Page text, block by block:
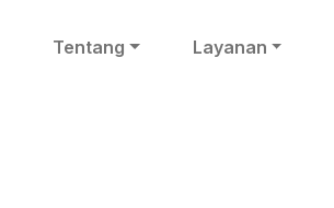
Tentang Layanan